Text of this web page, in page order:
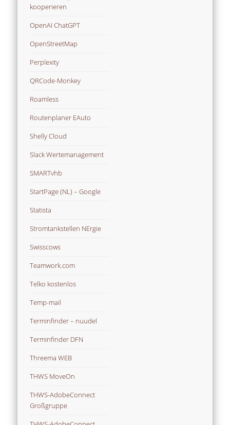
kooperieren
OpenAI ChatGPT
OpenStreetMap
Perplexity
QRCode-Monkey
Roamless
Routenplaner EAuto
Shelly Cloud
Slack Wertemanagement
SMARTvhb
StartPage (NL) – Google
Statista
Stromtankstellen NErgie
Swisscows
Teamwork.com
Telko kostenlos
Temp-mail
Terminfinder – nuudel
Terminfinder DFN
Threema WEB
THWS MoveOn
THWS-AdobeConnect
Großgruppe